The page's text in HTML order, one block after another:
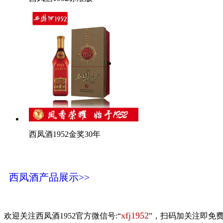
西凤酒1952金奖30年
西凤酒产品展示>>
欢迎关注西凤酒1952官方微信号:“xfj1952”，扫码加关注即免